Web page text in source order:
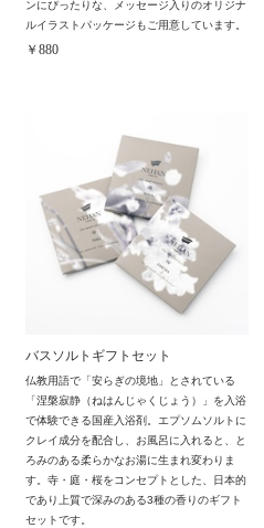
ンにぴったりな、メッセージ入りのオリジナ
ルイラストパッケージもご用意しています。
￥880
バスソルトギフトセット
仏教用語で「安らぎの境地」とされている
「涅槃寂静（ねはんじゃくじょう）」を入浴
で体験できる国産入浴剤。エプソムソルトに
クレイ成分を配合し、お風呂に入れると、と
ろみのある柔らかなお湯に生まれ変わりま
す。寺・庭・桜をコンセプトとした、日本的
であり上質で深みのある3種の香りのギフト
セットです。